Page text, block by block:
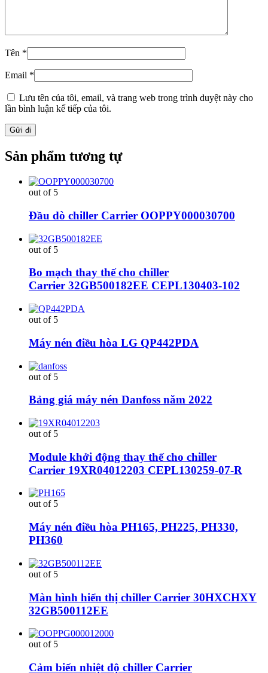
Tên *
Email *
Lưu tên của tôi, email, và trang web trong trình duyệt này cho
lần bình luận kế tiếp của tôi.
Sản phẩm tương tự
out of 5
Đầu dò chiller Carrier OOPPY000030700
out of 5
Bo mạch thay thế cho chiller
Carrier 32GB500182EE CEPL130403-102
out of 5
Máy nén điều hòa LG QP442PDA
out of 5
Bảng giá máy nén Danfoss năm 2022
out of 5
Module khởi động thay thế cho chiller
Carrier 19XR04012203 CEPL130259-07-R
out of 5
Máy nén điều hòa PH165, PH225, PH330,
PH360
out of 5
Màn hình hiển thị chiller Carrier 30HXCHXY
32GB500112EE
out of 5
Cảm biến nhiệt độ chiller Carrier